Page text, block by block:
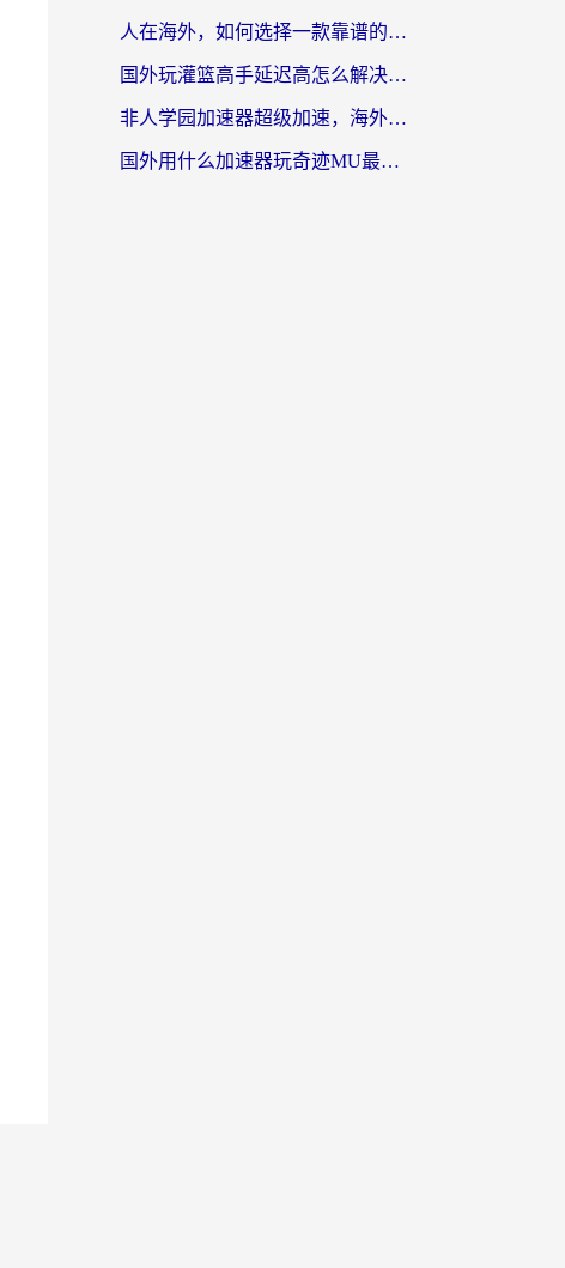
人在海外，如何选择一款靠谱的玩剑灵2加速器？
国外玩灌篮高手延迟高怎么解决？海外玩家国服游戏加速终极指南
非人学园加速器超级加速，海外玩家重返国服的通行证
国外用什么加速器玩奇迹MU最好？2026海外玩家国服游戏加速全攻略